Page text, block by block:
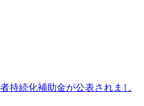
持続化補助金が公表されまし